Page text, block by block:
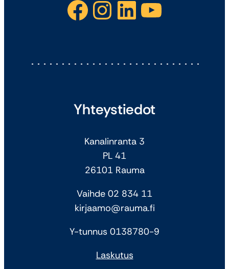
Facebook Instagram LinkedIn YouTube
Yhteystiedot
Kanalinranta 3
PL 41
26101 Rauma
Vaihde 02 834 11
kirjaamo@rauma.fi
Y-tunnus 0138780-9
Laskutus